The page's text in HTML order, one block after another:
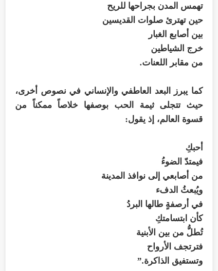
تهمس المدن بجراحها للريح
حين تهترئ صلوات القديسين
بين أصابع الغبار
خرج الشياطين
من مقابر اللعنات.
كما يبرز البعد العاطفي والإنساني في نصوص أخرى،
حيث تتجلى ثيمة الحب بوصفها خلاصاً ممكناً من
قسوة العالم، إذ يقول:
أحبكِ
فيمتدّ الضوءُ
من أصابعي إلى نوافذ المدينة
ويُبعثُ الدفء
في أرصفةٍ طالها البردُ
كأن ابتسامتكِ
تُطلُّ من بين الأبنية
فترتجف الأرواح
وتستفيق الذاكرة.”